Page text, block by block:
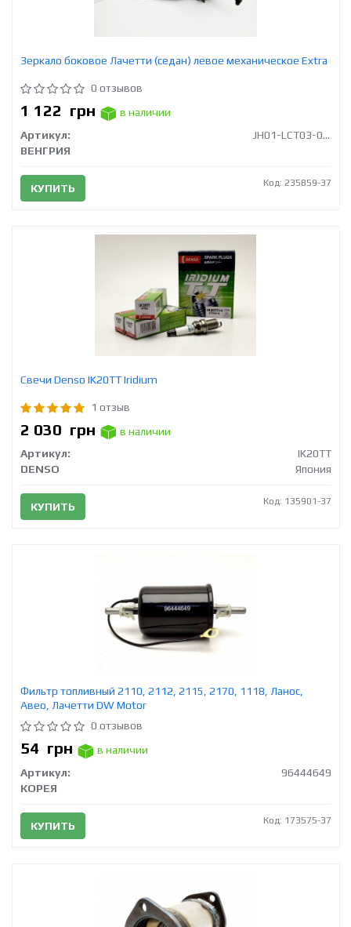
Зеркало боковое Лачетти (седан) левое механическое Extra
0 отзывов
1 122 грн
в наличии
Артикул:
JH01-LCT03-014ML
ВЕНГРИЯ
КУПИТЬ Код: 235859-37
Свечи Densо IK20TT Iridium
1 отзыв
2 030 грн
в наличии
Артикул:
IK20TT
DENSO
Япония
КУПИТЬ Код: 135901-37
Фильтр топливный 2110, 2112, 2115, 2170, 1118, Ланос,
Авео, Лачетти DW Motor
0 отзывов
54 грн
в наличии
Артикул:
96444649
КОРЕЯ
КУПИТЬ Код: 173575-37